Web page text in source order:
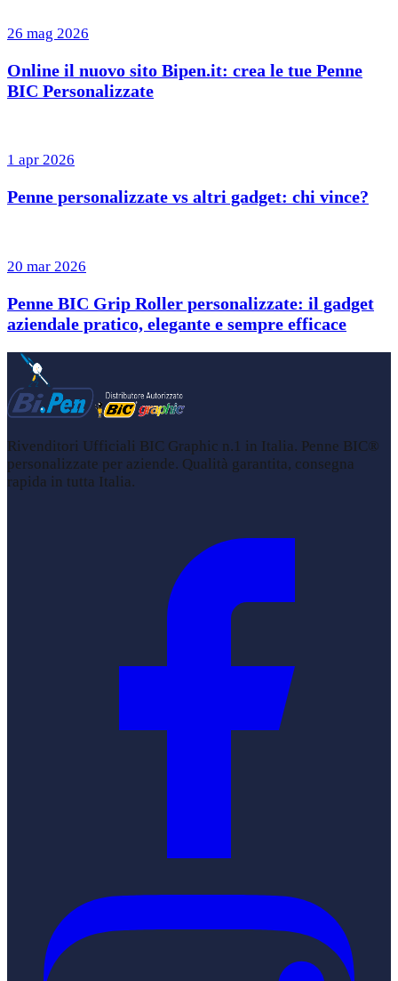
26 mag 2026
Online il nuovo sito Bipen.it: crea le tue Penne
BIC Personalizzate
1 apr 2026
Penne personalizzate vs altri gadget: chi vince?
20 mar 2026
Penne BIC Grip Roller personalizzate: il gadget
aziendale pratico, elegante e sempre efficace
Rivenditori Ufficiali BIC Graphic n.1 in Italia. Penne BIC®
personalizzate per aziende. Qualità garantita, consegna
rapida in tutta Italia.